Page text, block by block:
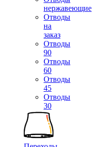
нержавеющие
Отводы
на
заказ
Отводы
90
Отводы
60
Отводы
45
Отводы
30